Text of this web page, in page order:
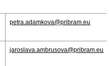
petra.adamkova@pribram.eu
jaroslava.ambrusova@pribram.eu